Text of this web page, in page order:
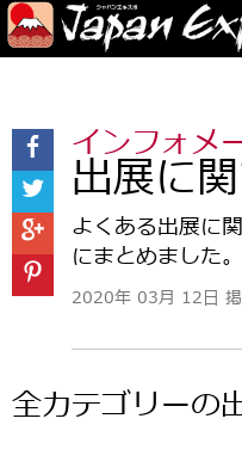
インフォメ
出展に
よくある出展に
にまとめました。
2020年 03月 12日
全カテゴリーの